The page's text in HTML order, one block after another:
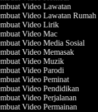
Video Lawatan
Video Lawatan Rumah
Video Lirik
Video Mac
Video Media Sosial
Video Memasak
Video Muzik
Video Parodi
Video Peminat
Video Pendidikan
Video Perjalanan
Video Permainan